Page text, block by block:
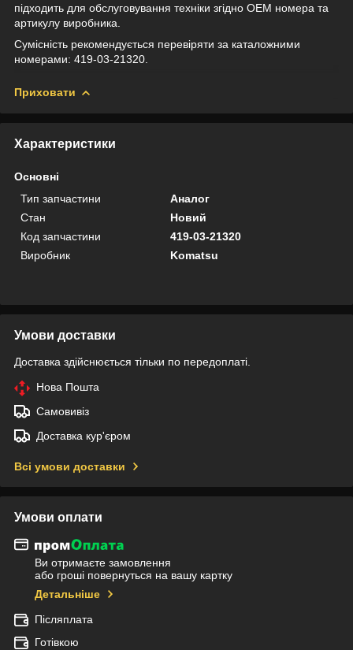
підходить для обслуговування техніки згідно OEM номера та
артикулу виробника.
Сумісність рекомендується перевіряти за каталожними
номерами: 419-03-21320.
Приховати
Характеристики
Основні
Тип запчастини
Аналог
Стан
Новий
Код запчастини
419-03-21320
Виробник
Komatsu
Умови доставки
Доставка здійснюється тільки по передоплаті.
Нова Пошта
Самовивіз
Доставка кур'єром
Всі умови доставки
Умови оплати
Ви отримаєте замовлення
або гроші повернуться на вашу картку
Детальніше
Післяплата
Готівкою